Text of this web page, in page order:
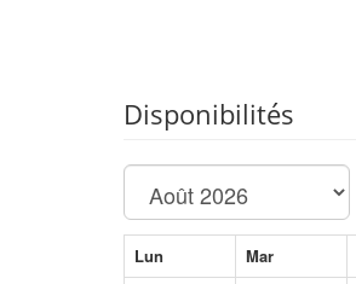
Disponibilités
Lun Mar